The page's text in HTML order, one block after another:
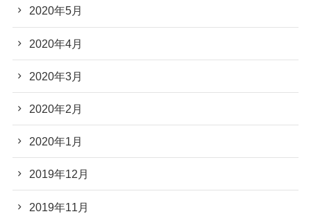
2020年5月
2020年4月
2020年3月
2020年2月
2020年1月
2019年12月
2019年11月